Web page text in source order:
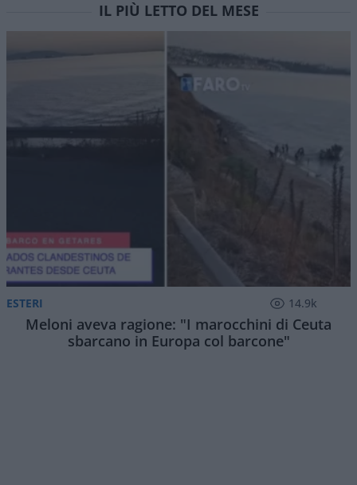
IL PIÙ LETTO DEL MESE
ESTERI 14.9k
Meloni aveva ragione: "I marocchini di Ceuta
sbarcano in Europa col barcone"